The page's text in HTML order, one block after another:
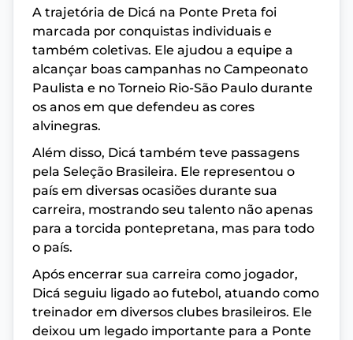
A trajetória de Dicá na Ponte Preta foi
marcada por conquistas individuais e
também coletivas. Ele ajudou a equipe a
alcançar boas campanhas no Campeonato
Paulista e no Torneio Rio-São Paulo durante
os anos em que defendeu as cores
alvinegras.
Além disso, Dicá também teve passagens
pela Seleção Brasileira. Ele representou o
país em diversas ocasiões durante sua
carreira, mostrando seu talento não apenas
para a torcida pontepretana, mas para todo
o país.
Após encerrar sua carreira como jogador,
Dicá seguiu ligado ao futebol, atuando como
treinador em diversos clubes brasileiros. Ele
deixou um legado importante para a Ponte